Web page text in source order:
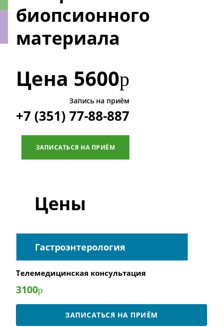
биопсионного
материала
Цена 5600р
Запись на приём
+7 (351) 77-88-887
ЗАПИСАТЬСЯ НА ПРИЁМ
Цены
Гастроэнтерология
Телемедицинская консультация
3100р
ЗАПИСАТЬСЯ НА ПРИЁМ